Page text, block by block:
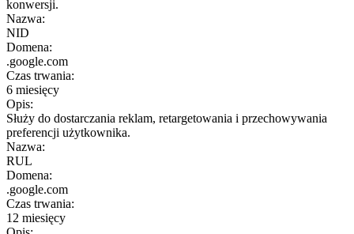
konwersji.
Nazwa:
NID
Domena:
.google.com
Czas trwania:
6 miesięcy
Opis:
Służy do dostarczania reklam, retargetowania i przechowywania
preferencji użytkownika.
Nazwa:
RUL
Domena:
.google.com
Czas trwania:
12 miesięcy